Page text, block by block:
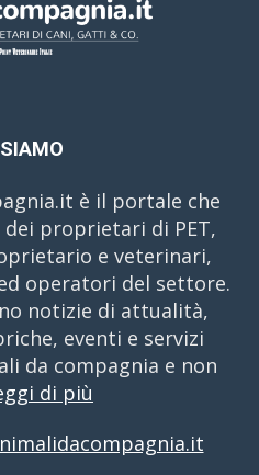
è il portale che
dei proprietari di PET,
e veterinari,
operatori del settore.
notizie di attualità,
eventi e servizi
da compagnia e non
di più